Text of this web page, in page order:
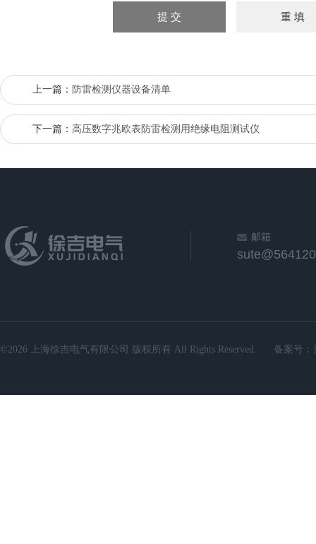
上一篇： 防雷检测仪器设备清单
下一篇： 高压数字兆欧表防雷检测用绝缘电阻测试仪
邮箱
©2026 上海徐吉电气有限公司 版权所有 All Rights Reserved. 备案号：